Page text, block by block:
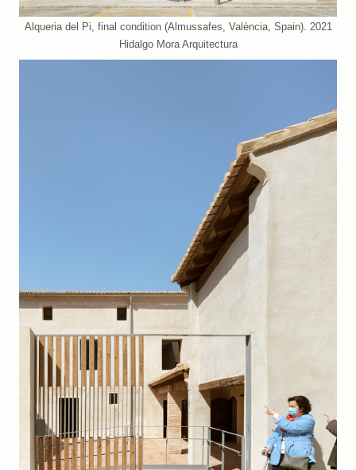
Alqueria del Pi, final condition (Almussafes, València, Spain). 2021
Hidalgo Mora Arquitectura